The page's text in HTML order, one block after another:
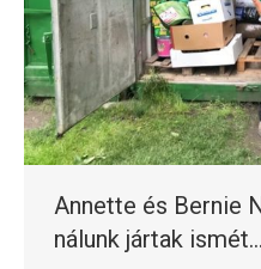
Annette és Bernie
nálunk jártak ismét…